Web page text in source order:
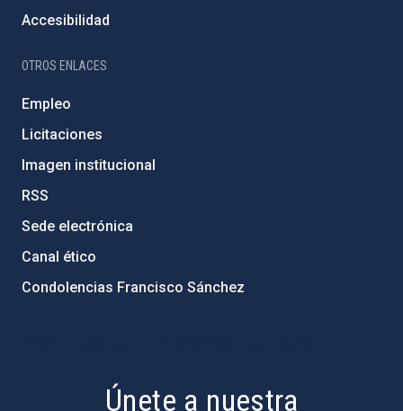
Accesibilidad
OTROS ENLACES
Empleo
Licitaciones
Imagen institucional
RSS
Sede electrónica
Canal ético
Condolencias Francisco Sánchez
Únete a nuestra